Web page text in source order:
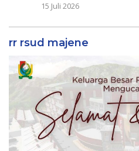
15 Juli 2026
rr rsud majene